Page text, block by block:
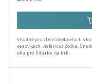
Vhodné pro čtení drobného
cenovkách. Asférická čočka.